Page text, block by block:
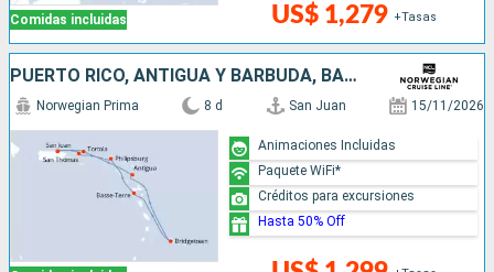
Comidas incluidas US$ 1,279 +Tasas
PUERTO RICO, ANTIGUA Y BARBUDA, BARBADOS, SAN MARTÍN
Norwegian Prima 8 d San Juan 15/11/2026
Animaciones Incluidas
Paquete WiFi*
Créditos para excursiones
Hasta 50% Off